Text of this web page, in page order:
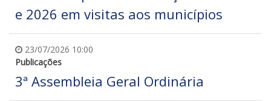
e 2026 em visitas aos municípios
23/07/2026 10:00
Publicações
3ª Assembleia Geral Ordinária